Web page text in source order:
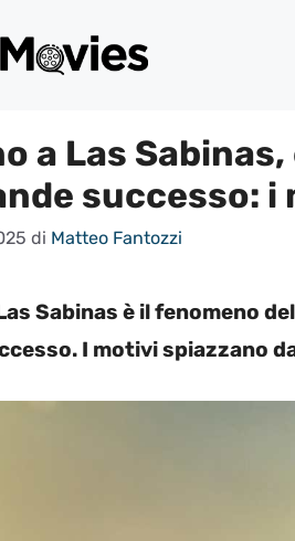
a Las
successo: i
di Matteo Fantozzi
Sabinas è il fenomeno
I motivi spiazzano